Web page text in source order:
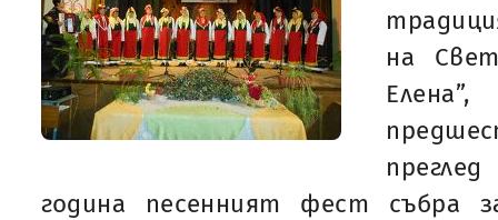
на
година песенният фест събра